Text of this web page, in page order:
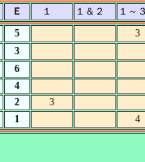
Ｅ １ １＆２
１
5
3
3
6
4
2
3
1 4